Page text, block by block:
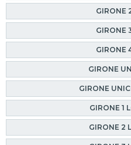
GIRONE
GIRONE
GIRONE
GIRONE
GIRONE
GIRONE 1
GIRONE 2